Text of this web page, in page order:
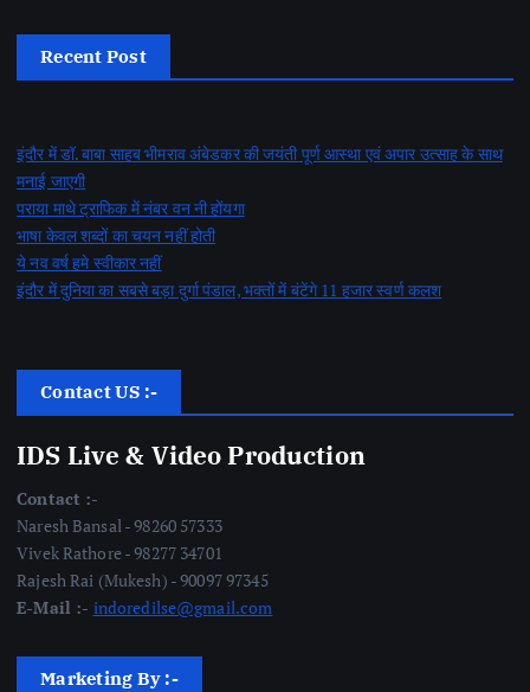
Recent Post
इंदौर में डॉ. बाबा साहब भीमराव अंबेडकर की जयंती पूर्ण आस्था एवं अपार उत्साह के साथ
मनाई जाएगी
पराया माथे ट्राफिक में नंबर वन नी होंयगा
भाषा केवल शब्दों का चयन नहीं होती
ये नव वर्ष हमे स्वीकार नहीं
इंदौर में दुनिया का सबसे बड़ा दुर्गा पंडाल, भक्तों में बंटेंगे 11 हजार स्वर्ण कलश
Contact US :-
IDS Live & Video Production
Contact :-
Naresh Bansal - 98260 57333
Vivek Rathore - 98277 34701
Rajesh Rai (Mukesh) - 90097 97345
E-Mail :- indoredilse@gmail.com
Marketing By :-